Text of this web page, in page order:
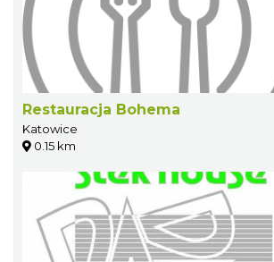
Restauracja Bohema
Katowice
0.15 km